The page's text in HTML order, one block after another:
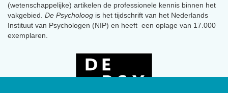
(wetenschappelijke) artikelen de professionele kennis binnen het
vakgebied. De Psycholoog is het tijdschrift van het Nederlands
Instituut van Psychologen (NIP) en heeft een oplage van 17.000
exemplaren.